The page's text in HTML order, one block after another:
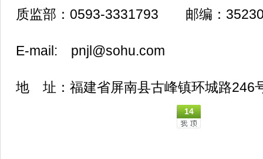
质监部：0593-3331793 邮编：
E-mail: pnjl@sohu.com
地 址：福建省屏南县古峰镇环城路246
14